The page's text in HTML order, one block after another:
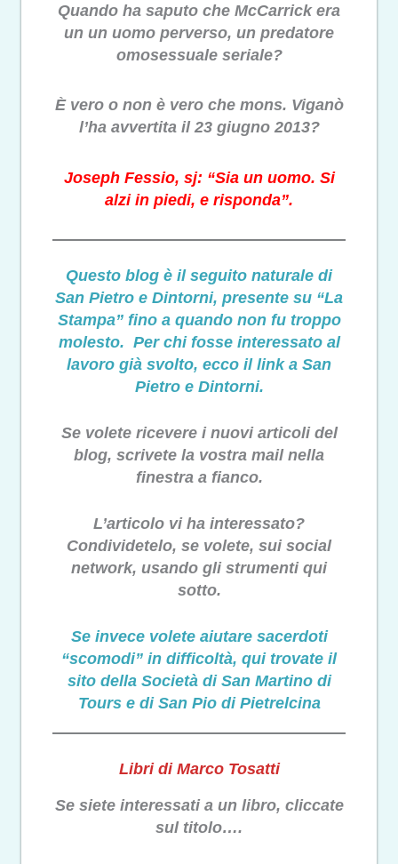
Quando ha saputo che McCarrick era
un un uomo perverso, un predatore
omosessuale seriale?
È vero o non è vero che mons. Viganò
l’ha avvertita il 23 giugno 2013?
Joseph Fessio, sj: “Sia un uomo. Si
alzi in piedi, e risponda”.
Questo blog è il seguito naturale di
San Pietro e Dintorni, presente su “La
Stampa” fino a quando non fu troppo
molesto. Per chi fosse interessato al
lavoro già svolto, ecco il link a San
Pietro e Dintorni.
Se volete ricevere i nuovi articoli del
blog, scrivete la vostra mail nella
finestra a fianco.
L’articolo vi ha interessato?
Condividetelo, se volete, sui social
network, usando gli strumenti qui
sotto.
Se invece volete aiutare sacerdoti
“scomodi” in difficoltà, qui trovate il
sito della Società di San Martino di
Tours e di San Pio di Pietrelcina
Libri di Marco Tosatti
Se siete interessati a un libro, cliccate
sul titolo….